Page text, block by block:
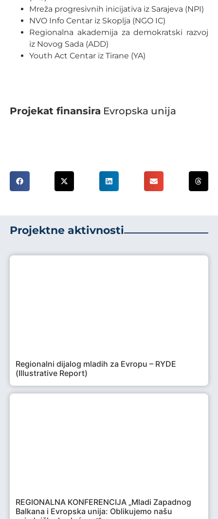
Mreža progresivnih inicijativa iz Sarajeva (NPI)
NVO Info Centar iz Skoplja (NGO IC)
Regionalna akademija za demokratski razvoj
iz Novog Sada (ADD)
Youth Act Centar iz Tirane (YA)
Projekat finansira Evropska unija
Projektne aktivnosti
Regionalni dijalog mladih za Evropu – RYDE
(Illustrative Report)
REGIONALNA KONFERENCIJA „Mladi Zapadnog
Balkana i Evropska unija: Oblikujemo našu